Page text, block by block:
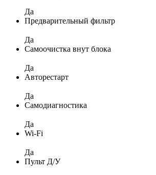
Да
Предварительный фильтр
Да
Самоочистка внут блока
Да
Авторестарт
Да
Самодиагностика
Да
Wi-Fi
Да
Пульт Д/У